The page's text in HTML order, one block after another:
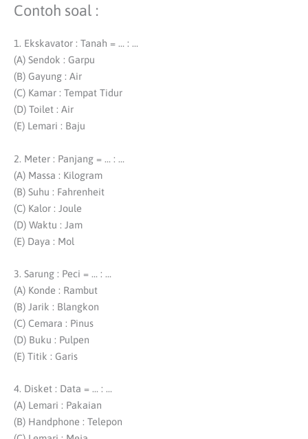
Contoh soal :
1. Ekskavator : Tanah = … : …
(A) Sendok : Garpu
(B) Gayung : Air
(C) Kamar : Tempat Tidur
(D) Toilet : Air
(E) Lemari : Baju
2. Meter : Panjang = … : …
(A) Massa : Kilogram
(B) Suhu : Fahrenheit
(C) Kalor : Joule
(D) Waktu : Jam
(E) Daya : Mol
3. Sarung : Peci = … : …
(A) Konde : Rambut
(B) Jarik : Blangkon
(C) Cemara : Pinus
(D) Buku : Pulpen
(E) Titik : Garis
4. Disket : Data = … : …
(A) Lemari : Pakaian
(B) Handphone : Telepon